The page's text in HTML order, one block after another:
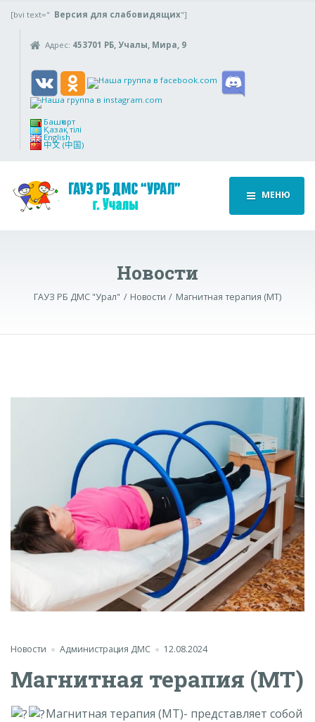
[bvi text=" Версия для слабовидящих"]
Адрес: 453701 РБ, Учалы, Мира, 9
Башҡорт
Қазақ тілі
English
中文 (中国)
МЕНЮ
Новости
ГАУЗ РБ ДМС "Урал" Новости Магнитная терапия (МТ)
Новости Администрация ДМС 12.08.2024
Магнитная терапия (МТ)
Магнитная терапия (МТ)- представляет собой